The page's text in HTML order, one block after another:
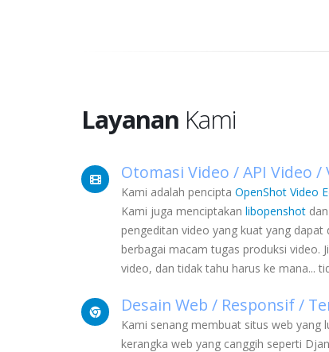
Layanan Kami
Otomasi Video / API Video /
Kami adalah pencipta OpenShot Video
Kami juga menciptakan libopenshot dan
pengeditan video yang kuat yang
berbagai macam tugas produksi video.
video, dan tidak tahu harus ke mana...
Desain Web / Responsif /
Kami senang membuat situs web yang
kerangka web yang canggih seperti